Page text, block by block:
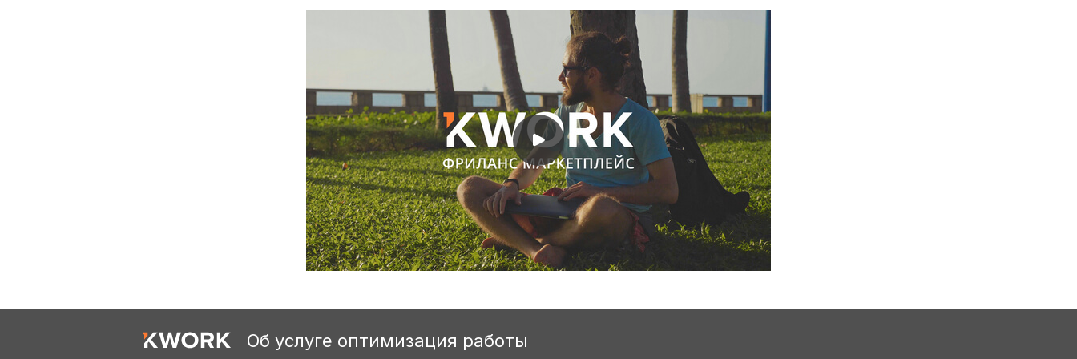
Об услуге оптимизация работы